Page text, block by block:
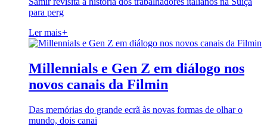
para perg
Ler mais+
Millennials e Gen Z em diálogo nos
novos canais da Filmin
Das memórias do grande ecrã às novas formas de olhar o
mundo, dois canai